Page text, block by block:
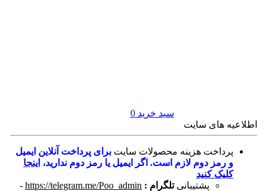
سبد خرید0
اطلاعیه های سایت
پرداخت هزینه محصولات سایت برای پرداخت آنلاین ایمیل
و رمز دوم لازم است. اگر ایمیل یا رمز دوم ندارید، اینجا
کلیک کنید
پشتیبانی تلگرام : https://telegram.me/Poo_admin
-